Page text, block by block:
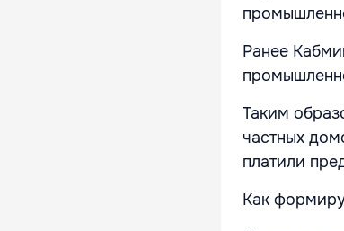
Ранее
Таким
частных
платили
Как